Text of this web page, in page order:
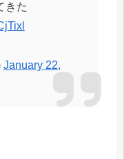
きた
January 22,